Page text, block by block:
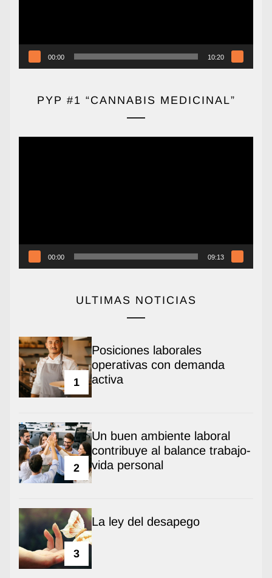
00:00 10:20
PYP #1 “CANNABIS MEDICINAL”
00:00 09:13
ULTIMAS NOTICIAS
1
Posiciones laborales
operativas con demanda
activa
2
Un buen ambiente laboral
contribuye al balance trabajo-
vida personal
3
La ley del desapego